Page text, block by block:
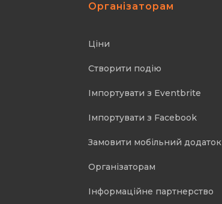
Організаторам
Ціни
Створити подію
Імпортувати з Eventbrite
Імпортувати з Facebook
Замовити мобільний додаток
Організаторам
Інформаційне партнерство